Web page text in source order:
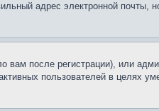
адрес электронной почты,
после регистрации), или
пользователей в целях